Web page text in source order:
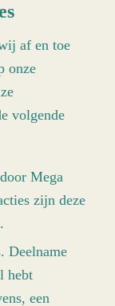
af en toe
onze
volgende
Mega
zijn deze
Deelname
hebt
een